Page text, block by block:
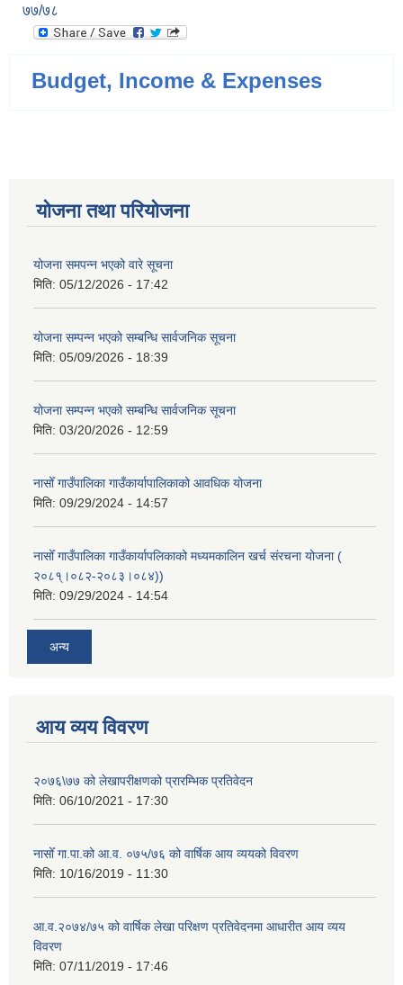
७७/७८
Budget, Income & Expenses
योजना तथा परियोजना
योजना समपन्न भएको वारे सूचना
मिति: 05/12/2026 - 17:42
योजना सम्पन्न भएको सम्बन्धि सार्वजनिक सूचना
मिति: 05/09/2026 - 18:39
योजना सम्पन्न भएको सम्बन्धि सार्वजनिक सूचना
मिति: 03/20/2026 - 12:59
नासोँ गाउँपालिका गाउँकार्यापालिकाको आवधिक योजना
मिति: 09/29/2024 - 14:57
नासोँ गाउँपालिका गाउँकार्यापलिकाको मध्यमकालिन खर्च संरचना योजना (
२०८१्।०८२-२०८३।०८४))
मिति: 09/29/2024 - 14:54
अन्य
आय व्यय विवरण
२०७६\७७ को लेखापरीक्षणको प्रारम्भिक प्रतिवेदन
मिति: 06/10/2021 - 17:30
नासोँ गा.पा.को आ.व. ०७५/७६ को वार्षिक आय व्ययको विवरण
मिति: 10/16/2019 - 11:30
आ.व.२०७४/७५ को वार्षिक लेखा परिक्षण प्रतिवेदनमा आधारीत आय व्यय
विवरण
मिति: 07/11/2019 - 17:46